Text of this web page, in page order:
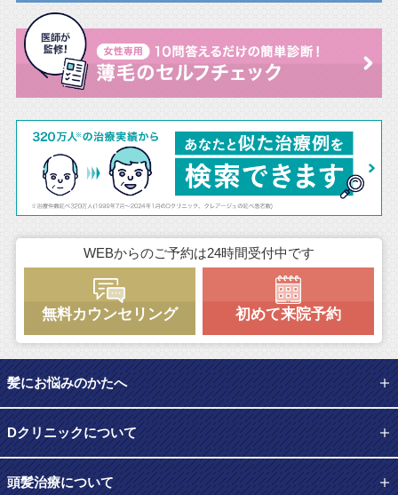
WEBからのご予約は24時間受付中です
無料カウンセリング 初めて来院予約
髪にお悩みのかたへ
Dクリニックについて
頭髪治療について